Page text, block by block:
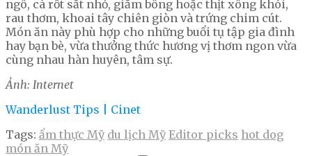
ngô, cà rốt sắt nhỏ, giăm bông hoặc thịt xông khói,
rau thơm, khoai tây chiên giòn và trứng chim cút.
Món ăn này phù hợp cho những buổi tụ tập gia đình
hay bạn bè, vừa thưởng thức hương vị thơm ngon vừa
cùng nhau hàn huyên, tâm sự.
Ảnh: Internet
Wanderlust Tips | Cinet
Tags: ẩm thực Mỹ du lịch Mỹ Editor picks hot dog
món ăn Mỹ